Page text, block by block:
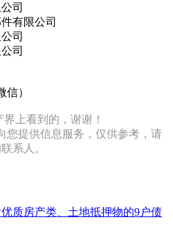
司
有限公司
司
司
信）
上看到的，谢谢！
您提供信息服务，仅供参考，请
系人。
质房产类、土地抵押物的9户债